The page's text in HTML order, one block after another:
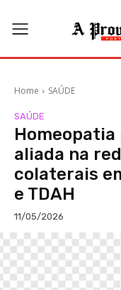
Home SAÚDE
SAÚDE
Homeopatia
aliada na
colaterais
e TDAH
11/05/2026